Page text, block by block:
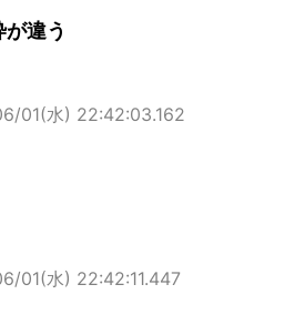
違う
01(水) 22:42:03.162
01(水) 22:42:11.447